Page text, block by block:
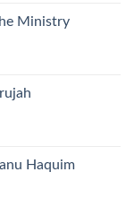
Ministry
Haquim